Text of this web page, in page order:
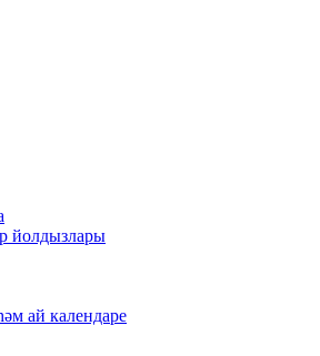
йолдызлары
ай календаре